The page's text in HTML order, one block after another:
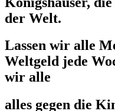
der Welt.
Lassen wir alle
Weltgeld jede
wir alle
alles gegen die